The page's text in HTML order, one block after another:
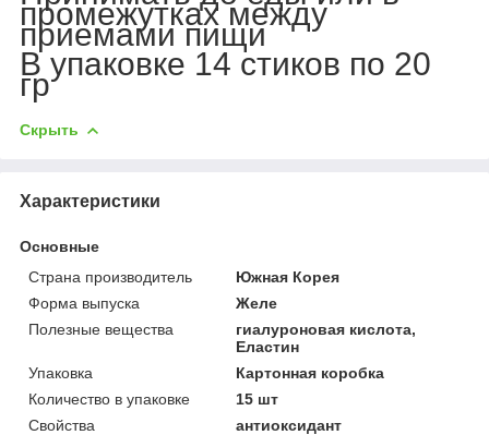
промежутках между
приемами пищи
В упаковке 14 стиков по 20
гр
Скрыть
Характеристики
Основные
Страна производитель
Южная Корея
Форма выпуска
Желе
Полезные вещества
гиалуроновая кислота,
Еластин
Упаковка
Картонная коробка
Количество в упаковке
15 шт
Свойства
антиоксидант